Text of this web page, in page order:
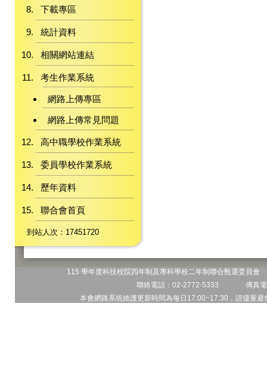
下載專區
統計資料
相關網站連結
考生作業系統
網路上傳專區
網路上傳常見問題
高中職學校作業系統
委員學校作業系統
歷年資料
聯合會首頁
到站人次：17451720
115 學年度科技校院四年制及專科學校二年制聯合甄選委員
聯絡電話：02-2772-5333 傳真
本會網路系統維護更新時間為每日17:00~17:30，請儘量